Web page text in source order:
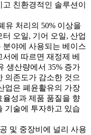
친환경적인 솔루션이
유 처리의 50% 이상을
오일, 기어 오일, 산업
분야에 사용되는 베이스
에 따르면 재정제 베
생산량에서 35% 증가
의존도가 감소한 것으
업은 폐윤활유의 가장
율성과 제품 품질을 향
기술에 투자하고 있습
및 중장비에 널리 사용